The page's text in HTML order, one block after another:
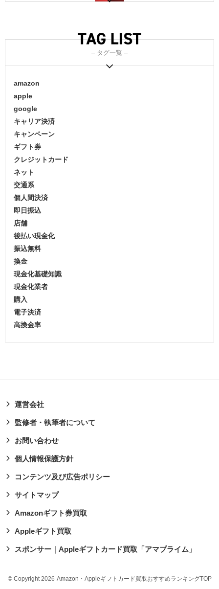
– タグ一覧 –
amazon
apple
google
キャリア決済
キャンペーン
ギフト券
クレジットカード
ネット
交通系
個人間決済
即日振込
店舗
後払い現金化
振込無料
換金
現金化基礎知識
現金化業者
購入
電子決済
高換金率
運営会社
監修者・執筆者について
お問い合わせ
個人情報保護方針
コンテンツ及び広告ポリシー
サイトマップ
Amazonギフト券買取
Appleギフト買取
スポンサー｜Appleギフトカード買取「アマプライム」
© Copyright 2026 Amazon・Appleギフトカード買取おすすめランキングTOP